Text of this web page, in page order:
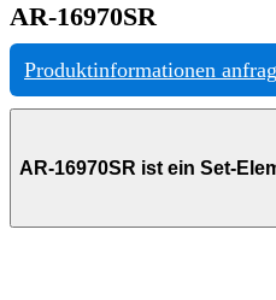
AR-16970SR
Produktinformationen
AR-16970SR ist ein Set-